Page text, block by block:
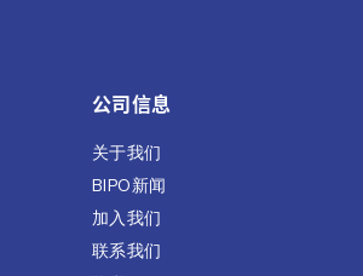
公司信息
关于我们
BIPO新闻​
加入我们
联系我们